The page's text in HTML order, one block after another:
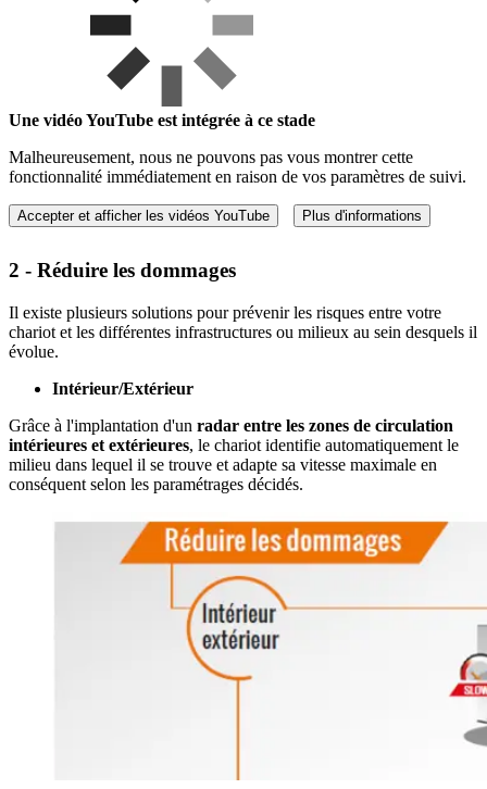
Une vidéo YouTube est intégrée à ce stade
Malheureusement, nous ne pouvons pas vous montrer cette
fonctionnalité immédiatement en raison de vos paramètres de suivi.
Accepter et afficher les vidéos YouTube Plus d'informations
2 - Réduire les dommages
Il existe plusieurs solutions pour prévenir les risques entre votre
chariot et les différentes infrastructures ou milieux au sein desquels il
évolue.
Intérieur/Extérieur
Grâce à l'implantation d'un radar entre les zones de circulation
intérieures et extérieures, le chariot identifie automatiquement le
milieu dans lequel il se trouve et adapte sa vitesse maximale en
conséquent selon les paramétrages décidés.